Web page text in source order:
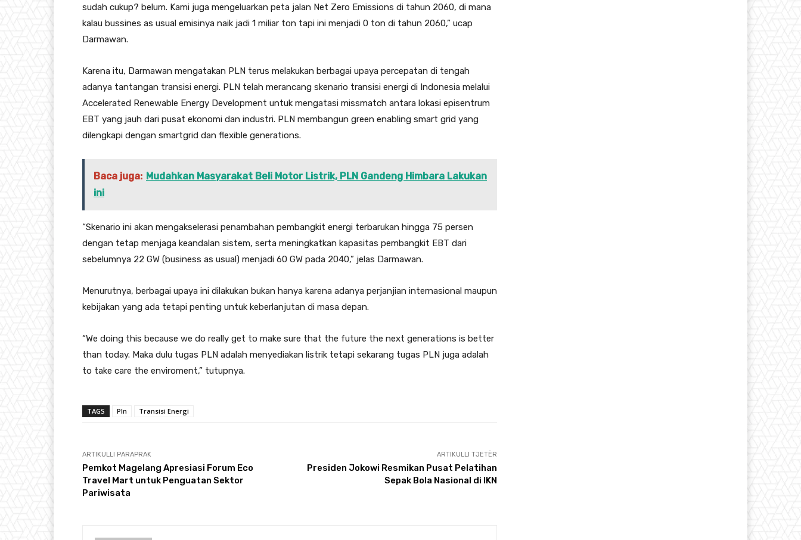
sudah cukup? belum. Kami juga mengeluarkan peta jalan Net Zero Emissions di tahun 2060, di mana
kalau bussines as usual emisinya naik jadi 1 miliar ton tapi ini menjadi 0 ton di tahun 2060,” ucap
Darmawan.
Karena itu, Darmawan mengatakan PLN terus melakukan berbagai upaya percepatan di tengah
adanya tantangan transisi energi. PLN telah merancang skenario transisi energi di Indonesia melalui
Accelerated Renewable Energy Development untuk mengatasi missmatch antara lokasi episentrum
EBT yang jauh dari pusat ekonomi dan industri. PLN membangun green enabling smart grid yang
dilengkapi dengan smartgrid dan flexible generations.
Baca juga: Mudahkan Masyarakat Beli Motor Listrik, PLN Gandeng Himbara Lakukan
ini
“Skenario ini akan mengakselerasi penambahan pembangkit energi terbarukan hingga 75 persen
dengan tetap menjaga keandalan sistem, serta meningkatkan kapasitas pembangkit EBT dari
sebelumnya 22 GW (business as usual) menjadi 60 GW pada 2040,” jelas Darmawan.
Menurutnya, berbagai upaya ini dilakukan bukan hanya karena adanya perjanjian internasional maupun
kebijakan yang ada tetapi penting untuk keberlanjutan di masa depan.
“We doing this because we do really get to make sure that the future the next generations is better
than today. Maka dulu tugas PLN adalah menyediakan listrik tetapi sekarang tugas PLN juga adalah
to take care the enviroment,” tutupnya.
TAGS Pln Transisi Energi
ARTIKULLI PARAPRAK
Pemkot Magelang Apresiasi Forum Eco
Travel Mart untuk Penguatan Sektor
Pariwisata
ARTIKULLI TJETËR
Presiden Jokowi Resmikan Pusat Pelatihan
Sepak Bola Nasional di IKN